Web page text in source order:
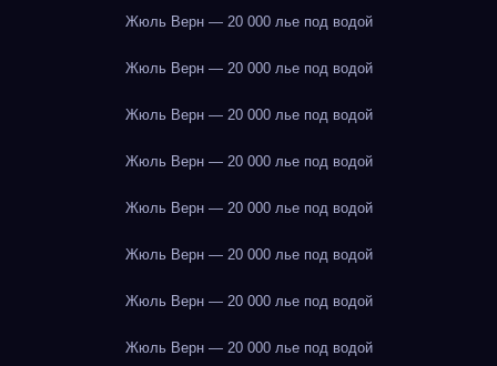
Жюль Верн — 20 000 лье под водой
Жюль Верн — 20 000 лье под водой
Жюль Верн — 20 000 лье под водой
Жюль Верн — 20 000 лье под водой
Жюль Верн — 20 000 лье под водой
Жюль Верн — 20 000 лье под водой
Жюль Верн — 20 000 лье под водой
Жюль Верн — 20 000 лье под водой